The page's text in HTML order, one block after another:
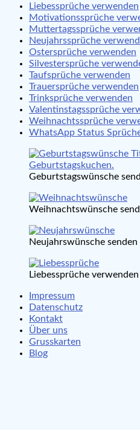
Liebessprüche verwenden
Motivationssprüche
Muttertagssprüche
Neujahrssprüche
Ostersprüche verwenden
Silvestersprüche
Taufsprüche verwenden
Trauersprüche verwenden
Trinksprüche verwenden
Valentinstagssprüche
Weihnachtssprüche
WhatsApp Status
Geburtstagswünsche
Weihnachtswünsche
Neujahrswünsche senden
Liebessprüche verwenden
Impressum
Datenschutz
Kontakt
Über uns
Grusskarten
Blog